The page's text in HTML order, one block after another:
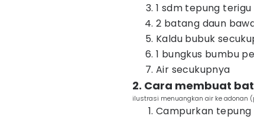
1 sdm tepung terigu
2 batang daun
Kaldu bubuk
1 bungkus bumbu
Air secukupnya
2. Cara membuat
ilustrasi menuangkan air ke adonan
Campurkan tepung